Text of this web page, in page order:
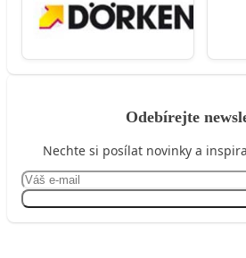
Odebírejte
Nechte si posílat novinky a